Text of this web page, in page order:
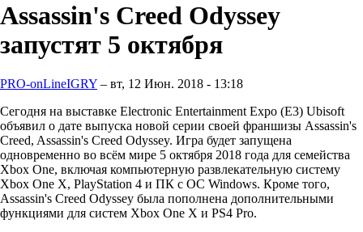
Assassin's Creed Odyssey
запустят 5 октября
PRO-onLineIGRY – вт, 12 Июн. 2018 - 13:18
Сегодня на выставке Electronic Entertainment Expo (E3) Ubisoft
объявил о дате выпуска новой серии своей франшизы Assassin's
Creed, Assassin's Creed Odyssey. Игра будет запущена
одновременно во всём мире 5 октября 2018 года для семейства
Xbox One, включая компьютерную развлекательную систему
Xbox One X, PlayStation 4 и ПК с ОС Windows. Кроме того,
Assassin's Creed Odyssey была пополнена дополнительными
функциями для систем Xbox One X и PS4 Pro.